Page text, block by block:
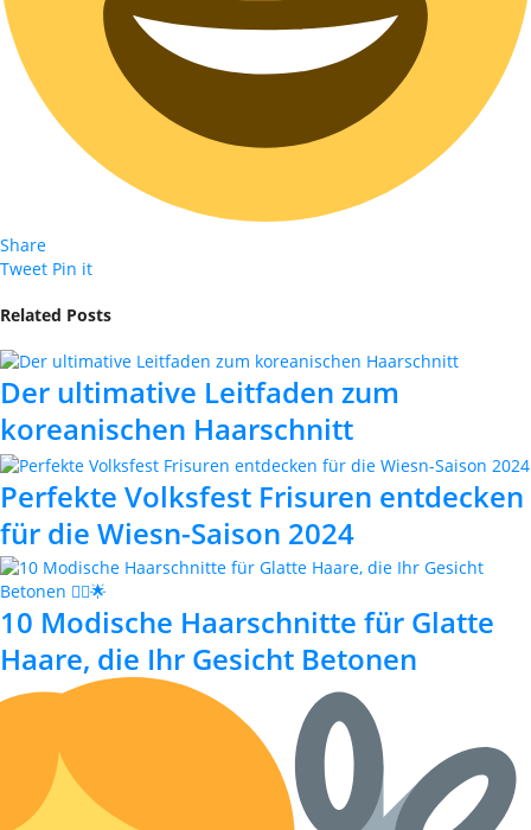
Share
Tweet Pin it
Related Posts
Der ultimative Leitfaden zum
koreanischen Haarschnitt
Perfekte Volksfest Frisuren entdecken
für die Wiesn-Saison 2024
10 Modische Haarschnitte für Glatte
Haare, die Ihr Gesicht Betonen